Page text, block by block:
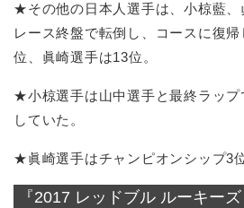
★その他の日本人選手は、小椋藍、
レース終盤で転倒し、コースに復
位、眞崎選手は13位。
★小椋選手は山中選手と最終ラップ
していた。
★眞崎選手はチャンピオンシップ3
『2017 レッドブル ルーキー